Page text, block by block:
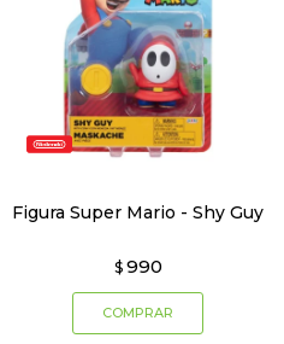
Figura Super Mario - Shy Guy
$ 990